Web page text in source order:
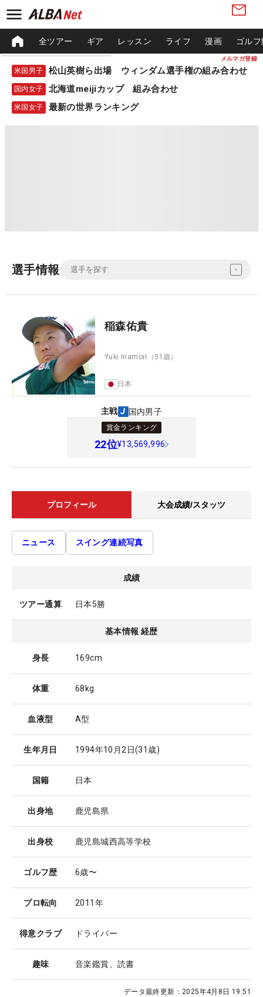
メルマガ登録
全ツアー ギア レッスン ライフ 漫画 ゴル
米国男子 松山英樹ら出場 ウィンダム選手権の組み合わせ
国内女子 北海道meijiカップ 組み合わせ
米国女子 最新の世界ランキング
選手情報
稲森佑貴
Yuki Inamori （31歳）
日本
主戦 国内男子
賞金ランキング
22位¥13,569,996
プロフィール 大会成績/スタッツ
ニュース スイング連続写真
成績
ツアー通算 日本5勝
基本情報 経歴
身長 169cm
体重 68kg
血液型 A型
生年月日 1994年10月2日(31歳)
国籍 日本
出身地 鹿児島県
出身校 鹿児島城西高等学校
ゴルフ歴 6歳〜
プロ転向 2011年
得意クラブ ドライバー
趣味 音楽鑑賞、読書
データ最終更新： 2025年4月8日 19:51